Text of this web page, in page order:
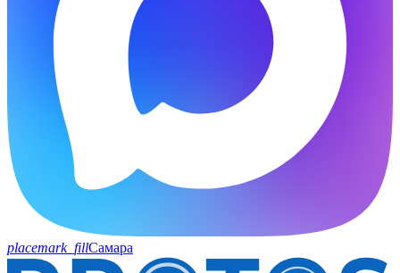
placemark_fillСамара